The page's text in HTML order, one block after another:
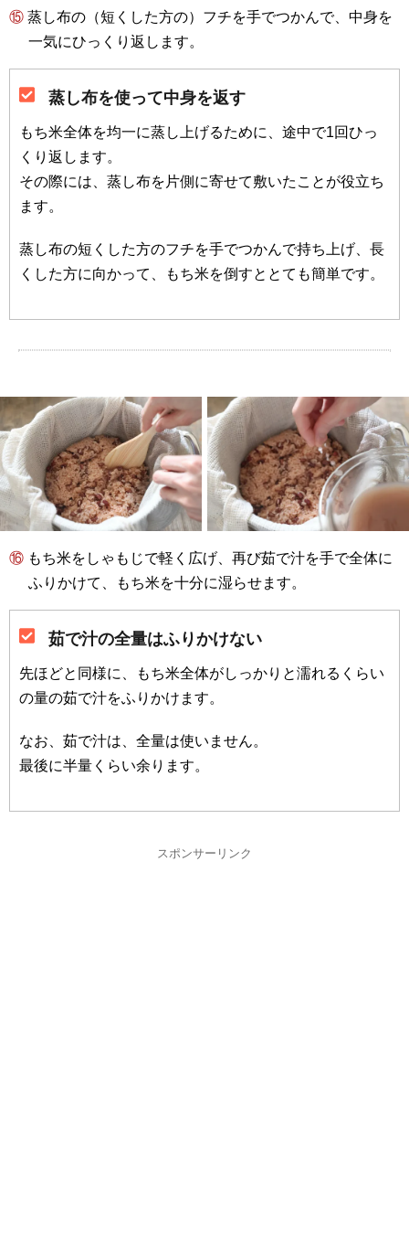
⑮ 蒸し布の（短くした方の）フチを手でつかんで、中身を
一気にひっくり返します。
蒸し布を使って中身を返す
もち米全体を均一に蒸し上げるために、途中で1回ひっ
くり返します。
その際には、蒸し布を片側に寄せて敷いたことが役立ち
ます。
蒸し布の短くした方のフチを手でつかんで持ち上げ、長
くした方に向かって、もち米を倒すととても簡単です。
⑯ もち米をしゃもじで軽く広げ、再び茹で汁を手で全体に
ふりかけて、もち米を十分に湿らせます。
茹で汁の全量はふりかけない
先ほどと同様に、もち米全体がしっかりと濡れるくらい
の量の茹で汁をふりかけます。
なお、茹で汁は、全量は使いません。
最後に半量くらい余ります。
スポンサーリンク